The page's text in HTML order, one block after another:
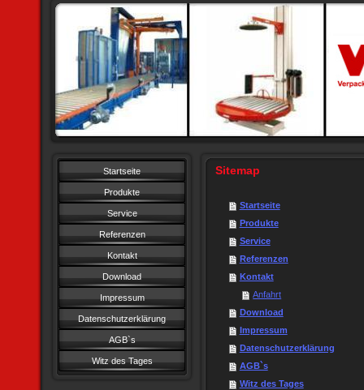
Startseite
Produkte
Service
Referenzen
Kontakt
Download
Impressum
Datenschutzerklärung
AGB`s
Witz des Tages
Sitemap
Startseite
Produkte
Service
Referenzen
Kontakt
Anfahrt
Download
Impressum
Datenschutzerklärung
AGB`s
Witz des Tages